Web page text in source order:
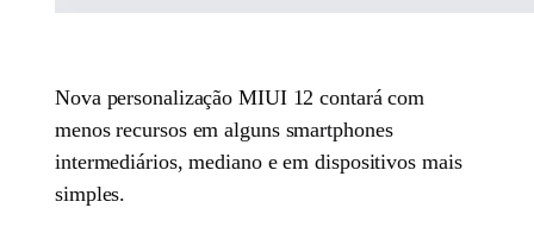
Nova personalização MIUI 12 contará com
menos recursos em alguns smartphones
intermediários, mediano e em dispositivos mais
simples.